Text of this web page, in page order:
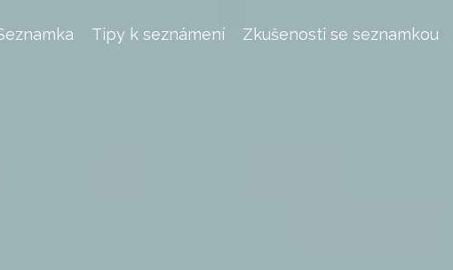
Tipy k seznámení Zkušenosti se seznamkou